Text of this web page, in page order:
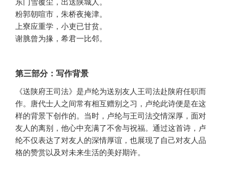
粉郭朝喧市，朱桥夜掩津。
上寮应重学，小吏已甘贫。
谢脁曾为掾，希君一比邻。
第三部分：写作背景
《送陕府王司法》是卢纶为送别友人王司法赴陕府任职而
作。唐代士人之间常有相互赠别之习，卢纶此诗便是在这
样的背景下创作的。当时，卢纶与王司法交情深厚，面对
友人的离别，他心中充满了不舍与祝福。通过这首诗，卢
纶不仅表达了对友人的深情厚谊，也展现了自己对友人品
格的赞赏以及对未来生活的美好期许。